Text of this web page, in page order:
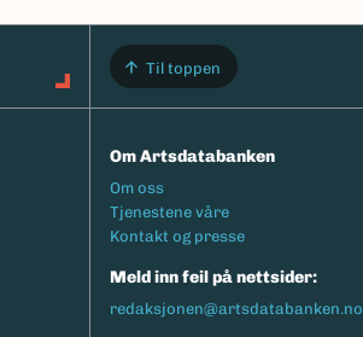
Til toppen
Om Artsdatabanken
Footermeny
Om oss
Tjenestene våre
Kontakt og presse
Meld inn feil på nettsider:
redaksjonen@artsdatabanken.no